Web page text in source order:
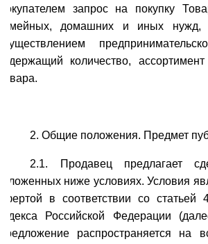
запрос на покупку
домашних и иных нужд,
количество,
2. Общие положения. Предмет
2.1. Продавец предлагает
ниже условиях. Условия
в соответствии со статьей
Российской Федерации
распространяется на